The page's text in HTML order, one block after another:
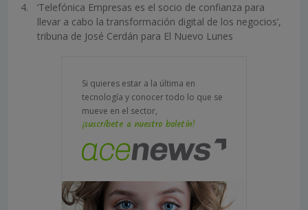
‘Telefónica Empresas es el socio de confianza para
llevar a cabo la transformación digital de los negocios’,
tribuna de José Cerdán para El Nuevo Lunes
Si quieres estar a la última en
tecnología y conocer todo lo que se
mueve en el sector,
¡suscríbete a nuestro boletín!